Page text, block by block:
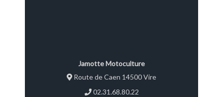
Jamotte Motoculture
Route de Caen 14500 Vire
02.31.68.80.22